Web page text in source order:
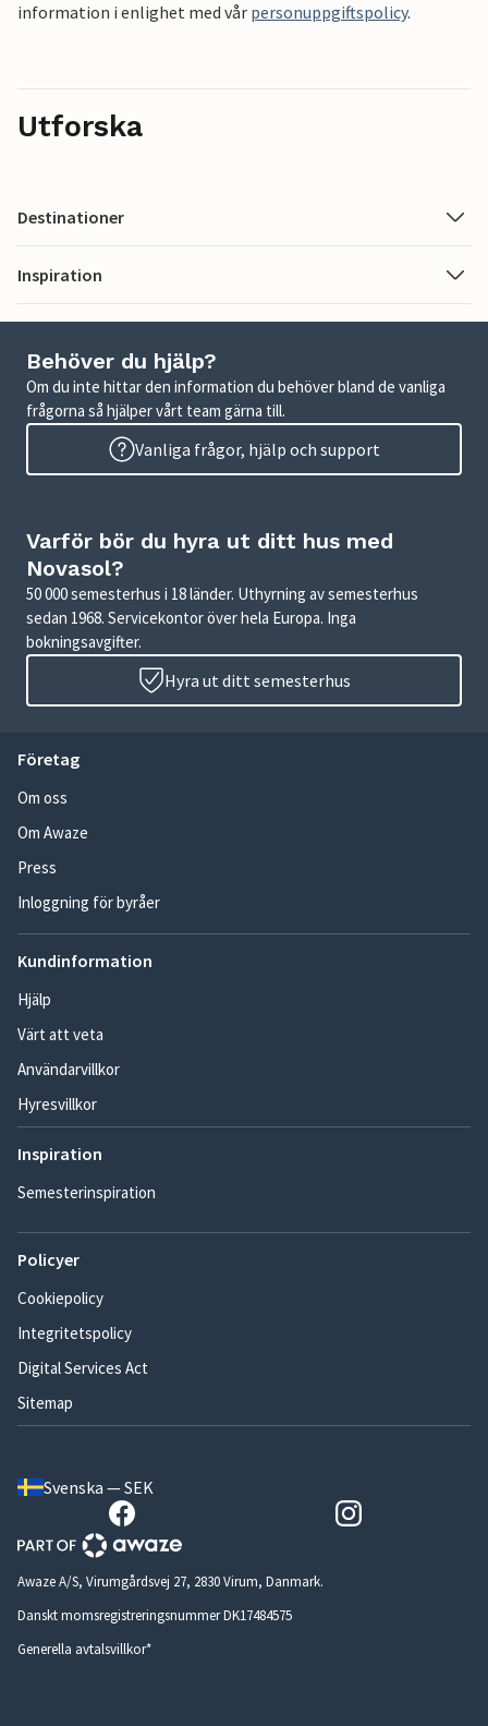
information i enlighet med vår personuppgiftspolicy.
Utforska
Destinationer
Inspiration
Behöver du hjälp?
Om du inte hittar den information du behöver bland de vanliga
frågorna så hjälper vårt team gärna till.
Vanliga frågor, hjälp och support
Varför bör du hyra ut ditt hus med
Novasol?
50 000 semesterhus i 18 länder. Uthyrning av semesterhus
sedan 1968. Servicekontor över hela Europa. Inga
bokningsavgifter.
Hyra ut ditt semesterhus
Företag
Om oss
Om Awaze
Press
Inloggning för byråer
Kundinformation
Hjälp
Värt att veta
Användarvillkor
Hyresvillkor
Inspiration
Semesterinspiration
Policyer
Cookiepolicy
Integritetspolicy
Digital Services Act
Sitemap
Svenska — SEK
Awaze A/S, Virumgårdsvej 27, 2830 Virum, Danmark.
Danskt momsregistreringsnummer DK17484575
Generella avtalsvillkor*